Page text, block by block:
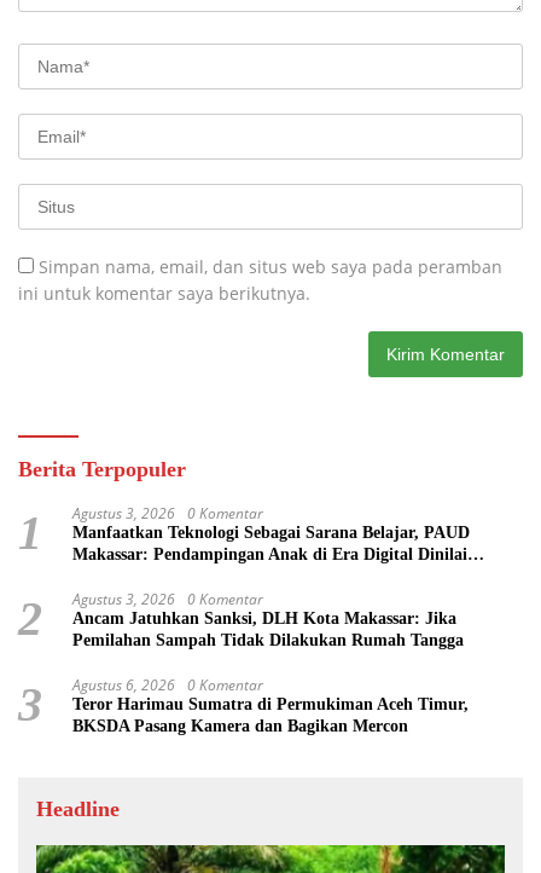
Simpan nama, email, dan situs web saya pada peramban
ini untuk komentar saya berikutnya.
Berita Terpopuler
1 Agustus 3, 2026 0 Komentar
Manfaatkan Teknologi Sebagai Sarana Belajar, PAUD
Makassar: Pendampingan Anak di Era Digital Dinilai
2 Agustus 3, 2026 0 Komentar
Ancam Jatuhkan Sanksi, DLH Kota Makassar: Jika
Pemilahan Sampah Tidak Dilakukan Rumah Tangga
3 Agustus 6, 2026 0 Komentar
Teror Harimau Sumatra di Permukiman Aceh Timur,
BKSDA Pasang Kamera dan Bagikan Mercon
Headline